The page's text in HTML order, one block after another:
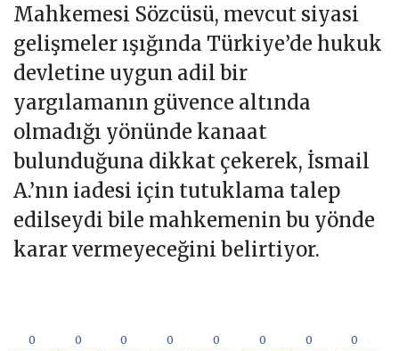
Mahkemesi Sözcüsü, mevcut siyasi
gelişmeler ışığında Türkiye’de hukuk
devletine uygun adil bir
yargılamanın güvence altında
olmadığı yönünde kanaat
bulunduğuna dikkat çekerek, İsmail
A.’nın iadesi için tutuklama talep
edilseydi bile mahkemenin bu yönde
karar vermeyeceğini belirtiyor.